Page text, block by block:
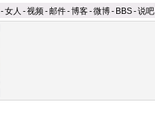
-女人 -视频-邮件-博客-微博- BBS-说吧